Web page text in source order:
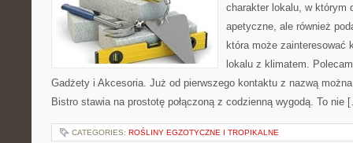
charakter lokalu, w którym
apetyczne, ale również
która może zainteresować
lokalu z klimatem.
Gadżety i Akcesoria. Już od pierwszego kontaktu z nazwą
Bistro stawia na prostotę połączoną z codzienną wygodą. To nie
CATEGORIES: ROŚLINY EGZOTYCZNE I TROPIKALNE